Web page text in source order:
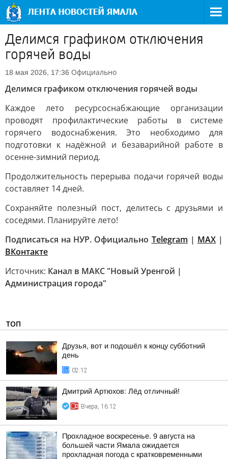
Делимся графиком отключения
горячей воды
18 мая 2026, 17:36 Официально
Делимся графиком отключения горячей воды
Каждое лето ресурсоснабжающие организации
проводят профилактические работы в системе
горячего водоснабжения. Это необходимо для
подготовки к надёжной и безаварийной работе в
осенне-зимний период.
Продолжительность перерыва подачи горячей воды
составляет 14 дней.
Сохраняйте полезный пост, делитесь с друзьями и
соседями. Планируйте лето!
Подписаться на НУР. Официально Telegram | MAХ|
ВКонтакте
Источник: Канал в МАКС "Новый Уренгой |
Администрация города"
ТОП
Друзья, вот и подошёл к концу субботний
день
02:12
Дмитрий Артюхов: Лёд отличный!
Вчера, 16:12
Прохладное воскресенье. 9 августа на
большей части Ямала ожидается
прохладная погода с кратковременными